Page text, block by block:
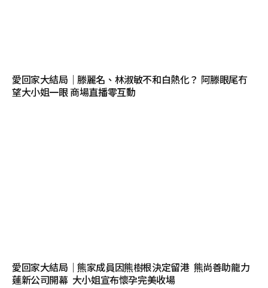
愛回家大結局｜滕麗名、林淑敏不和白熱化？ 阿滕眼尾冇
望大小姐一眼 商場直播零互動
愛回家大結局｜熊家成員因熊樹根決定留港 熊尚善助龍力
蓮新公司開幕 大小姐宣布懷孕完美收場